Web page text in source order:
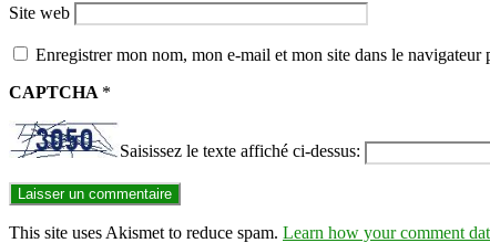
Site web
Enregistrer mon nom, mon e-mail et mon site dans le
CAPTCHA *
Saisissez le texte affiché ci-dessus:
This site uses Akismet to reduce spam. Learn how your comment